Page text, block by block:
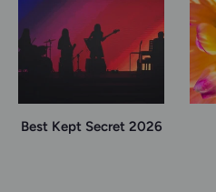
Best Kept Secret 2026